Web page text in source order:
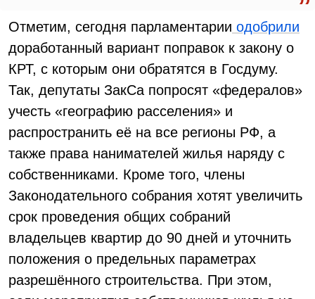
Отметим, сегодня парламентарии одобрили
доработанный вариант поправок к закону о
КРТ, с которым они обратятся в Госдуму.
Так, депутаты ЗакСа попросят «федералов»
учесть «географию расселения» и
распространить её на все регионы РФ, а
также права нанимателей жилья наряду с
собственниками. Кроме того, члены
Законодательного собрания хотят увеличить
срок проведения общих собраний
владельцев квартир до 90 дней и уточнить
положения о предельных параметрах
разрешённого строительства. При этом,